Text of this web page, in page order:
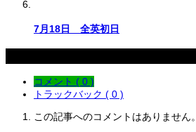
7月18日 全英初日
コメント ( 0 )
トラックバック ( 0 )
この記事へのコメントはありません。